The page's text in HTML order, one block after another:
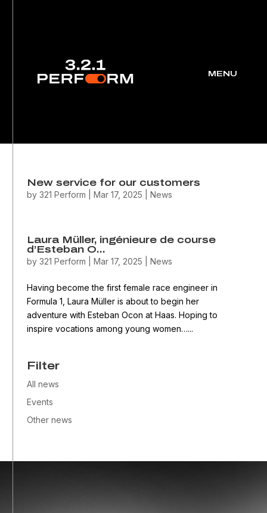
New service for our customers
by 321 Perform Mar 17, 2025 News
Laura Müller, ingénieure de course
d’Esteban O…
by 321 Perform Mar 17, 2025 News
Having become the first female race engineer in
Formula 1, Laura Müller is about to begin her
adventure with Esteban Ocon at Haas. Hoping to
inspire vocations among young women…...
Filter
All news
Events
Other news